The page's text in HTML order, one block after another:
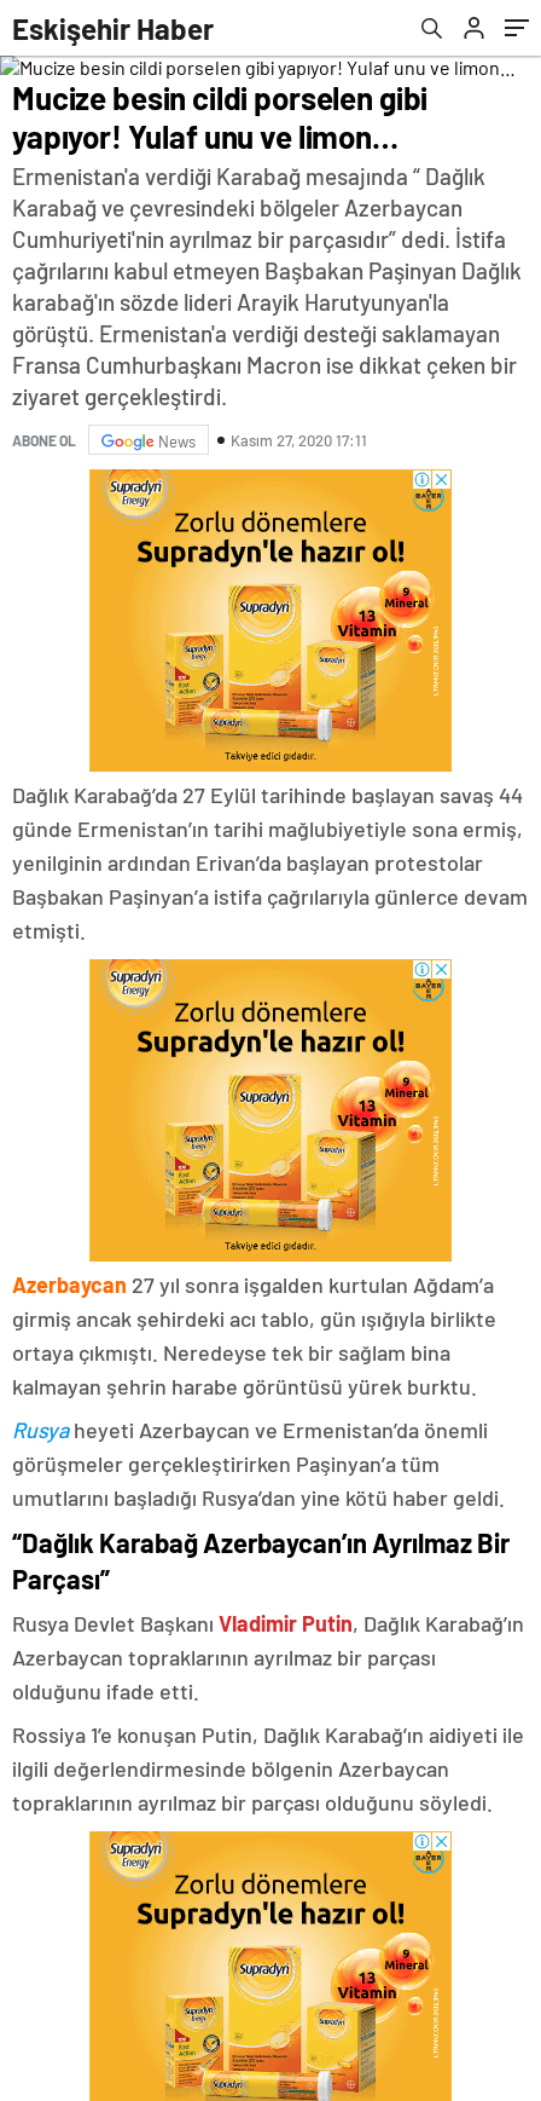
Eskişehir Haber
Mucize besin cildi porselen gibi
yapıyor! Yulaf unu ve limon…
Ermenistan'a verdiği Karabağ mesajında “ Dağlık
Karabağ ve çevresindeki bölgeler Azerbaycan
Cumhuriyeti'nin ayrılmaz bir parçasıdır” dedi. İstifa
çağrılarını kabul etmeyen Başbakan Paşinyan Dağlık
karabağ'ın sözde lideri Arayik Harutyunyan'la
görüştü. Ermenistan'a verdiği desteği saklamayan
Fransa Cumhurbaşkanı Macron ise dikkat çeken bir
ziyaret gerçekleştirdi.
ABONE OL News Kasım 27, 2020 17:11
Dağlık Karabağ’da 27 Eylül tarihinde başlayan savaş 44
günde Ermenistan’ın tarihi mağlubiyetiyle sona ermiş,
yenilginin ardından Erivan’da başlayan protestolar
Başbakan Paşinyan’a istifa çağrılarıyla günlerce devam
etmişti.
Azerbaycan 27 yıl sonra işgalden kurtulan Ağdam’a
girmiş ancak şehirdeki acı tablo, gün ışığıyla birlikte
ortaya çıkmıştı. Neredeyse tek bir sağlam bina
kalmayan şehrin harabe görüntüsü yürek burktu.
Rusyaheyeti Azerbaycan ve Ermenistan’da önemli
görüşmeler gerçekleştirirken Paşinyan’a tüm
umutlarını başladığı Rusya’dan yine kötü haber geldi.
“Dağlık Karabağ Azerbaycan’ın Ayrılmaz Bir
Parçası”
Rusya Devlet Başkanı Vladimir Putin, Dağlık Karabağ’ın
Azerbaycan topraklarının ayrılmaz bir parçası
olduğunu ifade etti.
Rossiya 1’e konuşan Putin, Dağlık Karabağ’ın aidiyeti ile
ilgili değerlendirmesinde bölgenin Azerbaycan
topraklarının ayrılmaz bir parçası olduğunu söyledi.